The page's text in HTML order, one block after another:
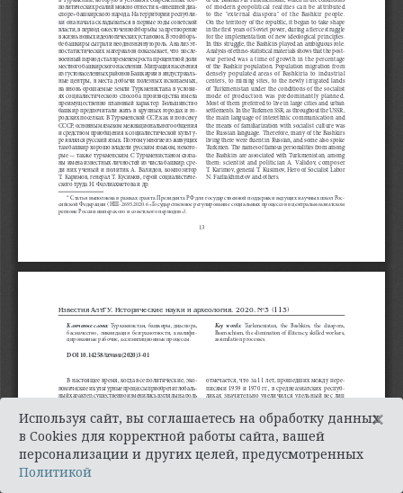
Используя сайт, вы соглашаетесь на обработку данных
в Cookies для корректной работы сайта, вашей
персонализации и других целей, предусмотренных
Политикой
×